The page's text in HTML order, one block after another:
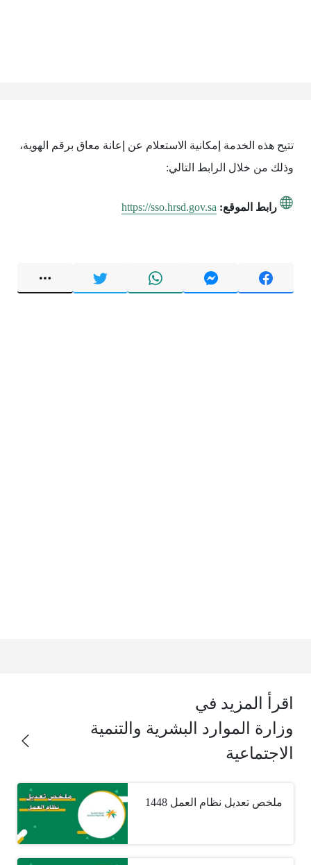
تتيح هذه الخدمة إمكانية الاستعلام عن إعانة معاق برقم الهوية،
وذلك من خلال الرابط التالي:
رابط الموقع: https://sso.hrsd.gov.sa
اقرأ المزيد في
وزارة الموارد البشرية والتنمية
الاجتماعية
ملخص تعديل نظام العمل 1448